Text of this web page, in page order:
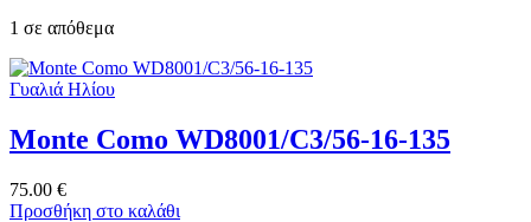
1 σε απόθεμα
Γυαλιά Ηλίου
Monte Como WD8001/C3/56-16-135
75.00 €
Προσθήκη στο καλάθι